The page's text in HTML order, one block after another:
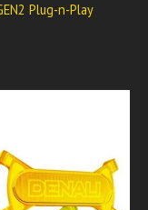
Plug-n-Play